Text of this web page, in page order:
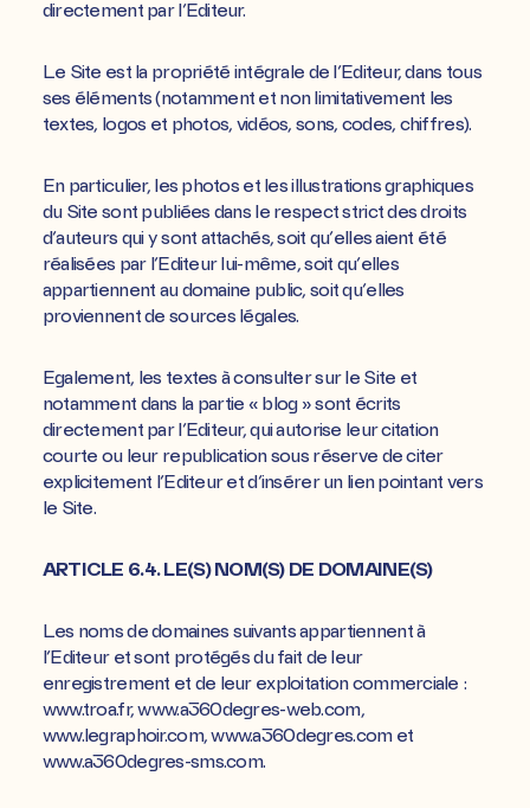
directement par l’Editeur.
Le Site est la propriété intégrale de l’Editeur, dans tous
ses éléments (notamment et non limitativement les
textes, logos et photos, vidéos, sons, codes, chiffres).
En particulier, les photos et les illustrations graphiques
du Site sont publiées dans le respect strict des droits
d’auteurs qui y sont attachés, soit qu’elles aient été
réalisées par l’Editeur lui-même, soit qu’elles
appartiennent au domaine public, soit qu’elles
proviennent de sources légales.
Egalement, les textes à consulter sur le Site et
notamment dans la partie « blog » sont écrits
directement par l’Editeur, qui autorise leur citation
courte ou leur republication sous réserve de citer
explicitement l’Editeur et d’insérer un lien pointant vers
le Site.
ARTICLE 6.4. LE(S) NOM(S) DE DOMAINE(S)
Les noms de domaines suivants appartiennent à
l’Editeur et sont protégés du fait de leur
enregistrement et de leur exploitation commerciale :
www.troa.fr, www.a360degres-web.com,
www.legraphoir.com, www.a360degres.com et
www.a360degres-sms.com.